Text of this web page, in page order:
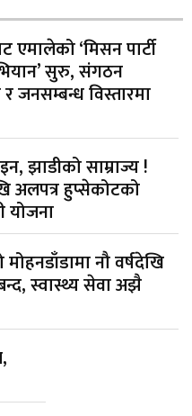
एमालेको ‘मिसन पार्टी
सुरु, संगठन
जनसम्बन्ध विस्तारमा
झाडीको साम्राज्य !
अलपत्र हुप्सेकोटको
योजना
नौ वर्षदेखि
स्वास्थ्य सेवा अझै